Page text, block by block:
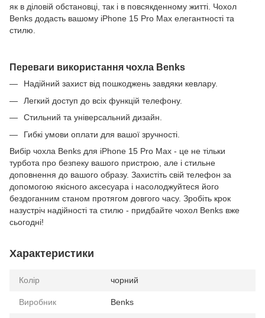
як в діловій обстановці, так і в повсякденному житті. Чохол
Benks додасть вашому iPhone 15 Pro Max елегантності та
стилю.
Переваги використання чохла Benks
Надійний захист від пошкоджень завдяки кевлару.
Легкий доступ до всіх функцій телефону.
Стильний та універсальний дизайн.
Гибкі умови оплати для вашої зручності.
Вибір чохла Benks для iPhone 15 Pro Max - це не тільки
турбота про безпеку вашого пристрою, але і стильне
доповнення до вашого образу. Захистіть свій телефон за
допомогою якісного аксесуара і насолоджуйтеся його
бездоганним станом протягом довгого часу. Зробіть крок
назустріч надійності та стилю - придбайте чохол Benks вже
сьогодні!
Характеристики
Колір чорний
Виробник Benks